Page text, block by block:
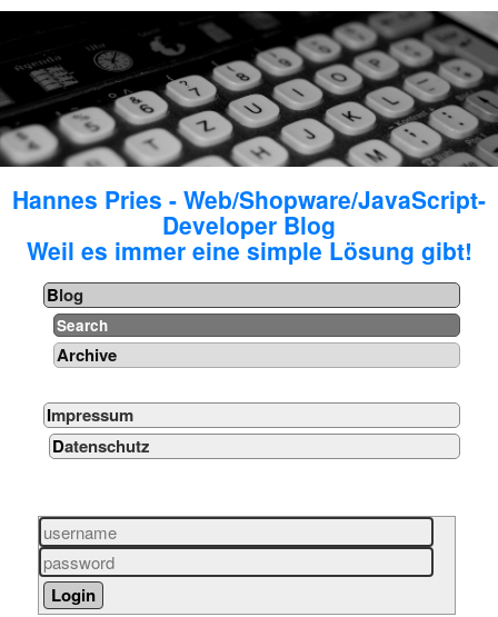
Hannes Pries - Web/Shopware/JavaScript-
Developer Blog
Weil es immer eine simple Lösung gibt!
Blog
Search
Archive
Impressum
Datenschutz